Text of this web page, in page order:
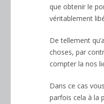
que obtenir le
véritablement
De tellement
choses, par
compter la nos
Dans ce cas
parfois cela à la